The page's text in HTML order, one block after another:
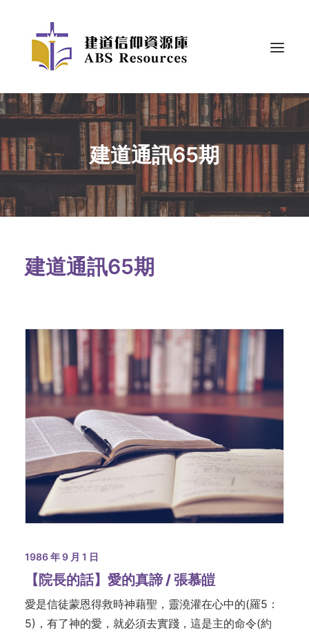
建道通訊65期
建道通訊65期
1986 年 9 月 1 日
【院長的話】愛的真諦 / 張慕皚
愛是信徒蒙恩得救時神藉聖，靈澆灌在心中的(羅5：
5)，有了神的愛，就必須去實踐，這是主的命令(約